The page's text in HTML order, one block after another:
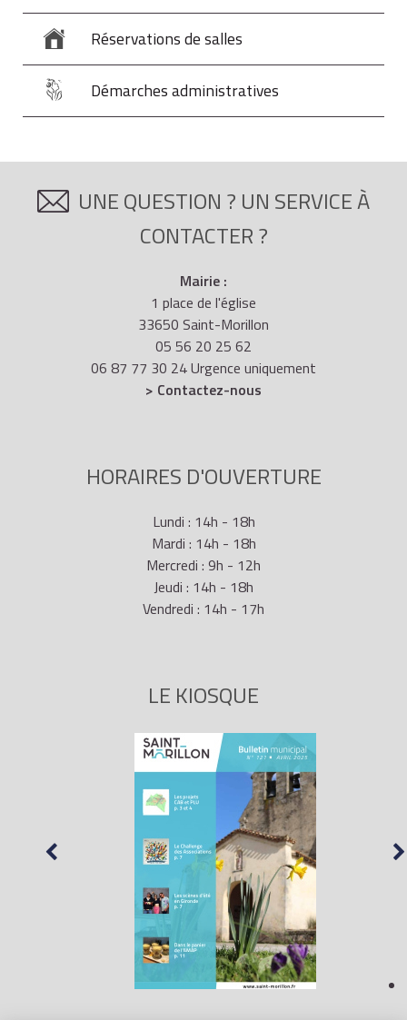
Réservations de salles
Démarches administratives
UNE QUESTION ? UN SERVICE À
CONTACTER ?
Mairie :
1 place de l'église
33650 Saint-Morillon
05 56 20 25 62
06 87 77 30 24 Urgence uniquement
> Contactez-nous
HORAIRES D'OUVERTURE
Lundi : 14h - 18h
Mardi : 14h - 18h
Mercredi : 9h - 12h
Jeudi : 14h - 18h
Vendredi : 14h - 17h
LE KIOSQUE